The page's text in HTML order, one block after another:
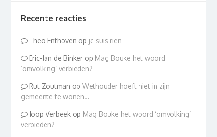
Recente reacties
Theo Enthoven op je suis rien
Eric-Jan de Binker op Mag Bouke het woord
‘omvolking’ verbieden?
Rut Zoutman opWethouder hoeft niet in zijn
gemeente te wonen…
Joop Verbeek op Mag Bouke het woord ‘omvolking’
verbieden?